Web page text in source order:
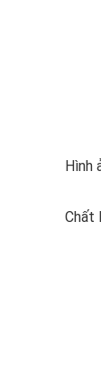
Hình
Chất